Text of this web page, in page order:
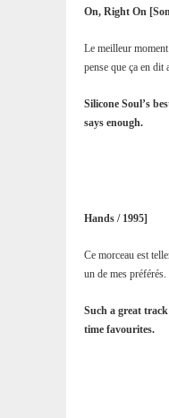
On, Right On
Le meilleur
pense que ça en dit
Silicone Soul’s
says enough.
Hands / 1995]
Ce morceau est
un de mes préférés.
Such a great
time favourites.